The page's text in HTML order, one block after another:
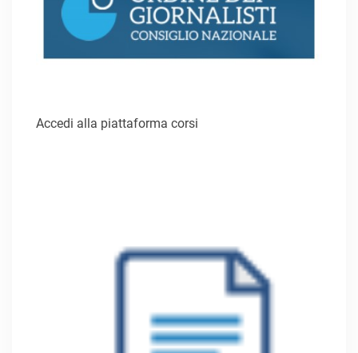
Accedi alla piattaforma corsi